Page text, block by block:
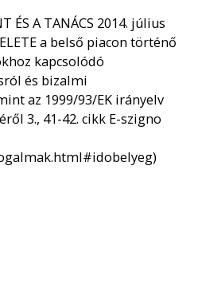
ÉS A TANÁCS 2014. július
a belső piacon történő
kapcsolódó
és bizalmi
az 1999/93/EK irányelv
3., 41-42. cikk E-szigno